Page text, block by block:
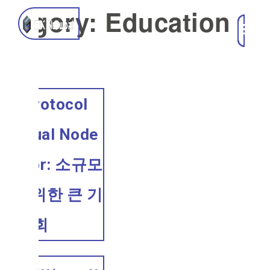
Education
Protocol
Node
소규모
을 위한 큰 기
회